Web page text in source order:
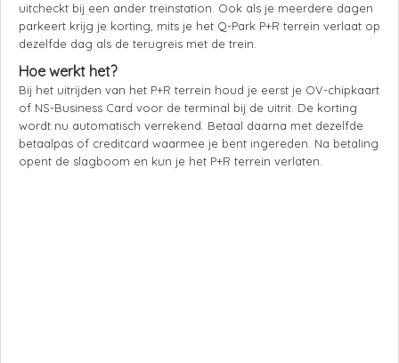
uitcheckt bij een ander treinstation. Ook als je meerdere dagen
parkeert krijg je korting, mits je het Q-Park P+R terrein verlaat op
dezelfde dag als de terugreis met de trein.
Hoe werkt het?
Bij het uitrijden van het P+R terrein houd je eerst je OV-chipkaart
of NS-Business Card voor de terminal bij de uitrit. De korting
wordt nu automatisch verrekend. Betaal daarna met dezelfde
betaalpas of creditcard waarmee je bent ingereden. Na betaling
opent de slagboom en kun je het P+R terrein verlaten.